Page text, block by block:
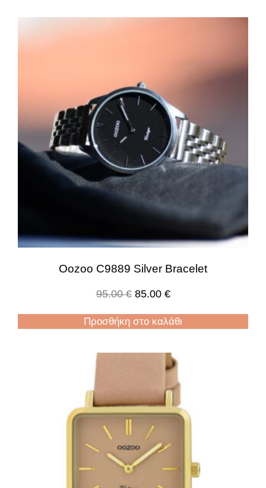
Oozoo C9889 Silver Bracelet
95.00€ 85.00 €
Προσθήκη στο καλάθι